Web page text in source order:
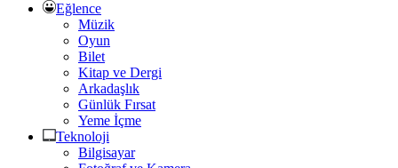
Eğlence
Müzik
Oyun
Bilet
Kitap ve Dergi
Arkadaşlık
Günlük Fırsat
Yeme İçme
Teknoloji
Bilgisayar